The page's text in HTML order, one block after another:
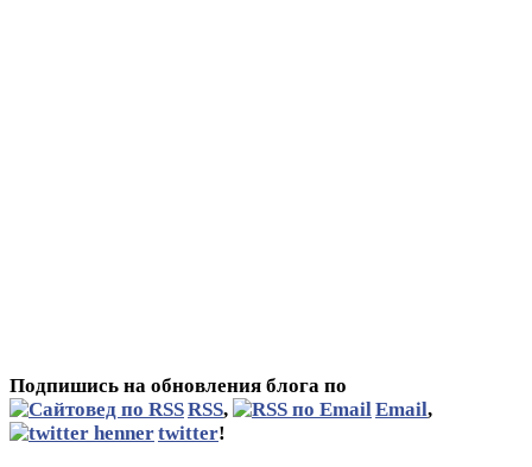
Подпишись на обновления блога по
RSS, Email,
twitter!